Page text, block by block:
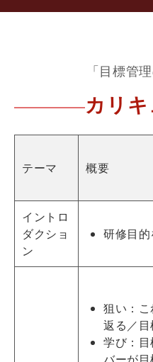
「目標管
カリ
テーマ 概要
イントロ
ダクショ
ン
研修目
狙い：こ
返る／
学び：